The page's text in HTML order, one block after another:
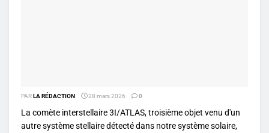
PARLA RÉDACTION 28 mars 2026 0
La comète interstellaire 3I/ATLAS, troisième objet venu d'un
autre système stellaire détecté dans notre système solaire,